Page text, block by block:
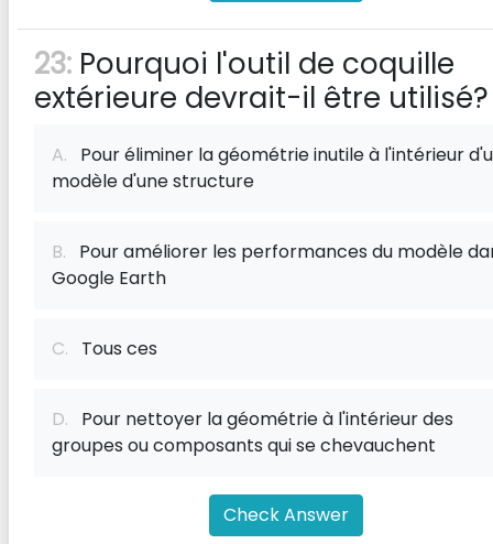
23: Pourquoi l'outil de coquille
extérieure devrait-il être utilisé?
A. Pour éliminer la géométrie inutile à l'intérieur
modèle d'une structure
B. Pour améliorer les performances du modèle
Google Earth
C. Tous ces
D. Pour nettoyer la géométrie à l'intérieur des
groupes ou composants qui se chevauchent
Check Answer